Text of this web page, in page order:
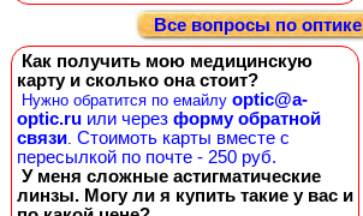
Все вопросы по оптике
Как получить мою медицинскую
карту и сколько она стоит?
Нужно обратится по емайлу optic@a-
optic.ru или через форму обратной
связи. Стоимоть карты вместе с
пересылкой по почте - 250 руб.
У меня сложные астигматические
линзы. Могу ли я купить такие у вас и